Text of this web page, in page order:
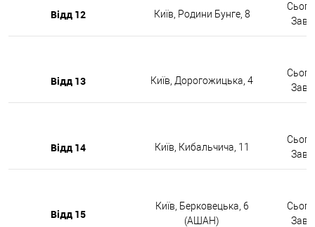
Відд 12 Київ, Родини Бунге, 8
Відд 13 Київ, Дорогожицька, 4
Відд 14 Київ, Кибальчича, 11
Відд 15
Київ, Берковецька, 6
(АШАН)